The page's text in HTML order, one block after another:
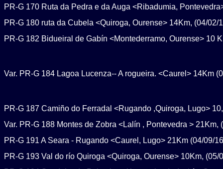
PR-G 170 Ruta da Pedra e da Auga <Ribadumia,
PR-G 180 ruta da Cubela <Quiroga, Ourense> 14Km, (04/02/
PR-G 182 Bidueiral de Gabín <Montederramo, Ourense> 10
Var. PR-G 184 Lagoa Lucenza-- A rogueira. <Caurel> 14Km
PR-G 187 Camiño do Ferradal <Rugando ,Quiroga, Lugo>
Var. PR-G 188 Montes de Zobra <Lalín , Pontevedra > 21Km,
PR-G 191 A Seara - Rugando <Caurel, Lugo> 21Km (04/09/
PR-G 193 Val do río Quiroga <Quiroga, Ourense> 10Km, (05/